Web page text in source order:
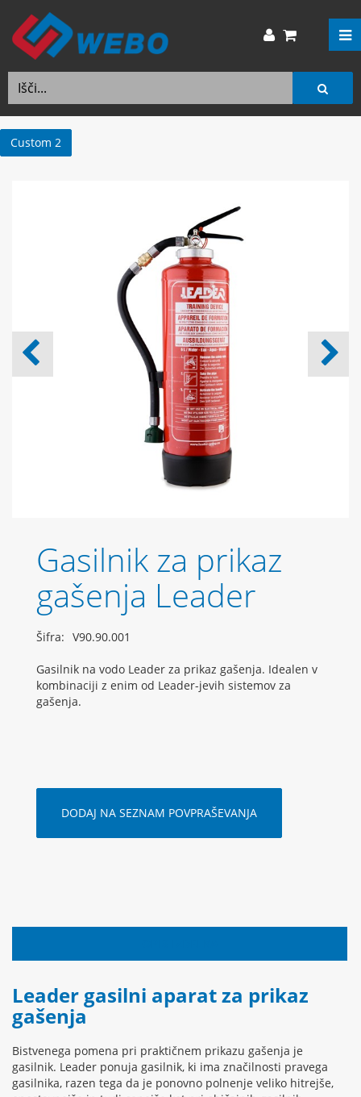
Custom 2
Gasilnik za prikaz
gašenja Leader
Šifra: V90.90.001
Gasilnik na vodo Leader za prikaz gašenja. Idealen v
kombinaciji z enim od Leader-jevih sistemov za
gašenja.
DODAJ NA SEZNAM POVPRAŠEVANJA
Leader gasilni aparat za prikaz
gašenja
Bistvenega pomena pri praktičnem prikazu gašenja je
gasilnik. Leader ponuja gasilnik, ki ima značilnosti pravega
gasilnika, razen tega da je ponovno polnenje veliko hitrejše,